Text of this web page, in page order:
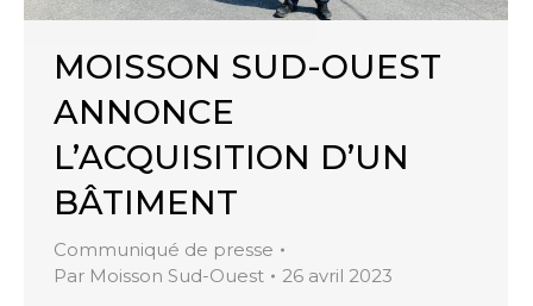
MOISSON SUD-OUEST
ANNONCE
L’ACQUISITION D’UN
BÂTIMENT
Communiqué de presse
Par Moisson Sud-Ouest 26 avril 2023